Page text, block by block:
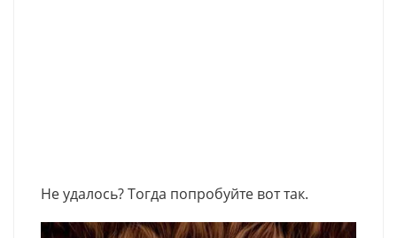
Не удалось? Тогда попробуйте вот так.